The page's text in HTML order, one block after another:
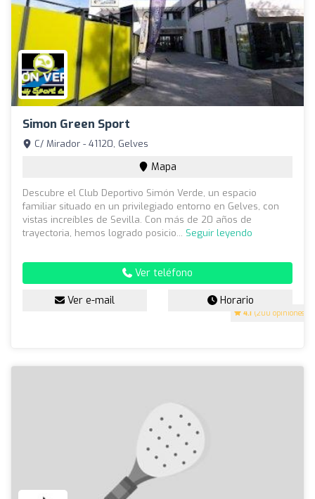
Simon Green Sport
4.1 (200 opiniones)
C/ Mirador - 41120, Gelves
Mapa
Descubre el Club Deportivo Simón Verde, un espacio
familiar situado en un privilegiado entorno en Gelves, con
vistas increíbles de Sevilla. Con más de 20 años de
trayectoria, hemos logrado posicio... Seguir leyendo
Ver teléfono
Ver e-mail Horario